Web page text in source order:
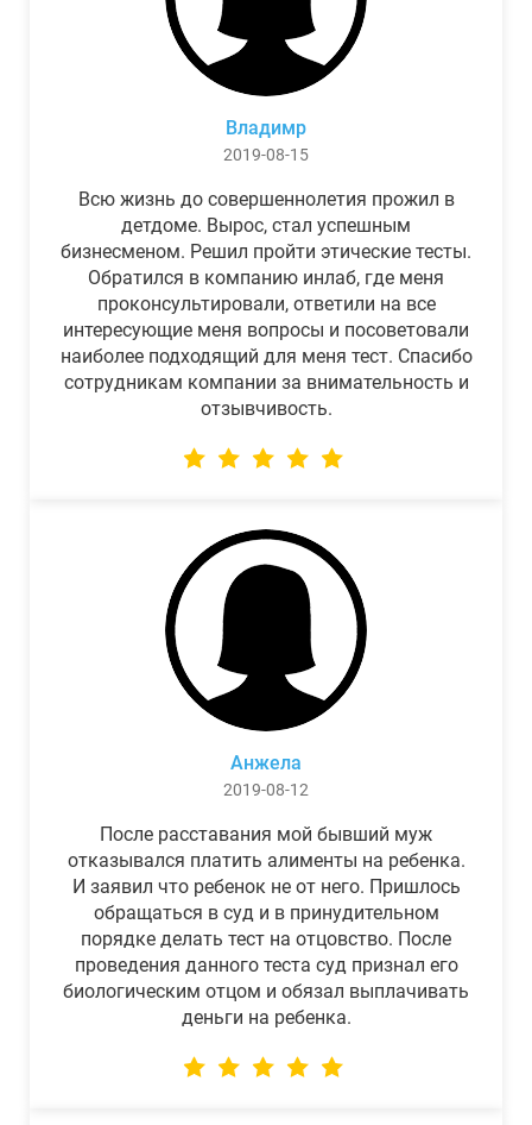
Владимр
2019-08-15
Всю жизнь до совершеннолетия прожил в
детдоме. Вырос, стал успешным
бизнесменом. Решил пройти этические тесты.
Обратился в компанию инлаб, где меня
проконсультировали, ответили на все
интересующие меня вопросы и посоветовали
наиболее подходящий для меня тест. Спасибо
сотрудникам компании за внимательность и
отзывчивость.
Анжела
2019-08-12
После расставания мой бывший муж
отказывался платить алименты на ребенка.
И заявил что ребенок не от него. Пришлось
обращаться в суд и в принудительном
порядке делать тест на отцовство. После
проведения данного теста суд признал его
биологическим отцом и обязал выплачивать
деньги на ребенка.